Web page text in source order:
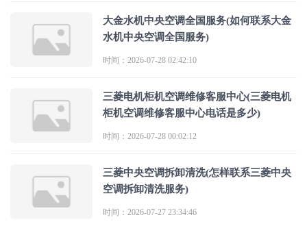
大金水机中央空调全国服务(如何联系大金
水机中央空调全国服务)
时间：2026-07-28 02:42:10
三菱电机柜机空调维修客服中心(三菱电机
柜机空调维修客服中心电话是多少)
时间：2026-07-28 00:02:12
三菱中央空调拆卸清洗(怎样联系三菱中央
空调拆卸清洗服务)
时间：2026-07-27 23:34:46